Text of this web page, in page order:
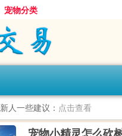
宠物分类
人一些建议： 点击查看
宠物小精灵怎么砍